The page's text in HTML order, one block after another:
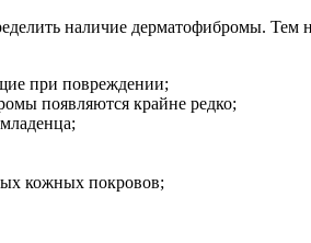
наличие дерматофибромы. Тем
при повреждении;
появляются крайне редко;
кожных покровов;